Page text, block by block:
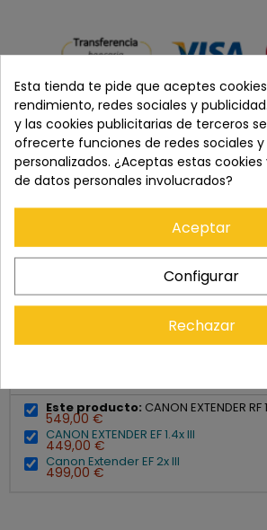
Cómpralo con
+ +
Añadir los tres al carrito
Este producto: CANON EXTENDER RF
549,00 €
CANON EXTENDER EF 1.4x III
449,00 €
Canon Extender EF 2x III
499,00 €
Esta tienda te pide que aceptes
rendimiento, redes sociales y
y las cookies publicitarias de terceros
ofrecerte funciones de redes sociales
personalizados. ¿Aceptas estas
de datos personales involucrados?
Aceptar
Configurar
Rechazar